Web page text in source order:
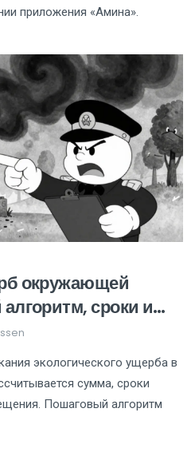
приложения «Амина».
окружающей
сроки и
экологического ущерба в
сумма, сроки
Пошаговый алгоритм